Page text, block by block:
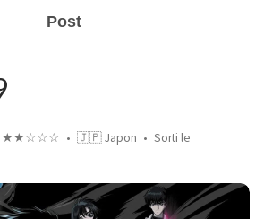
Post
★★☆☆☆ 🇯🇵 Japon
Sorti le